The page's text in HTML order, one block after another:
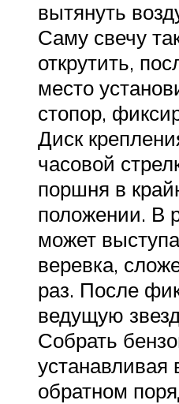
вытянуть
Саму свечу
открутить,
место
стопор,
Диск
часовой
поршня в
положении. В
может
веревка,
раз. После
ведущую
Собрать
устанавливая
обратном